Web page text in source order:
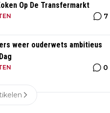
Op De Transfermarkt
7
weer ouderwets ambitieus
0